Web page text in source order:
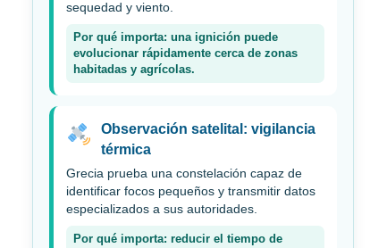
sequedad y viento.
Por qué importa: una ignición puede
evolucionar rápidamente cerca de zonas
habitadas y agrícolas.
Observación satelital: vigilancia
térmica
Grecia prueba una constelación capaz de
identificar focos pequeños y transmitir datos
especializados a sus autoridades.
Por qué importa: reducir el tiempo de